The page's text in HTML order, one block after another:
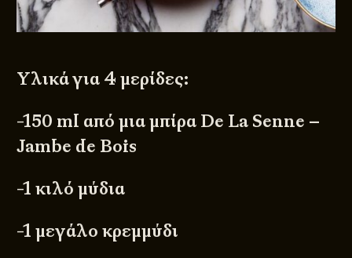
Υλικά για 4 μερίδες:
-150 ml από μια μπίρα De La Senne –
Jambe de Bois
-1 κιλό μύδια
-1 μεγάλο κρεμμύδι